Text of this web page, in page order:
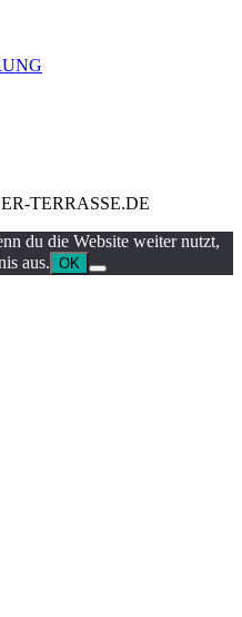
TERRASSE.DE
du die Website weiter nutzt,
aus. OK